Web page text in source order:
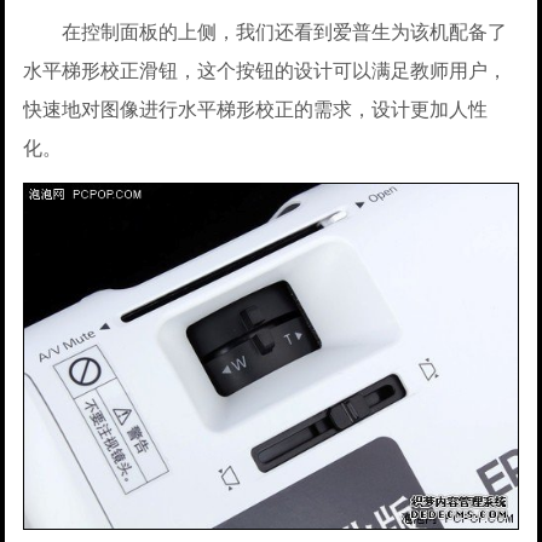
在控制面板的上侧，我们还看到爱普生为该机配备了
水平梯形校正滑钮，这个按钮的设计可以满足教师用户，
快速地对图像进行水平梯形校正的需求，设计更加人性
化。